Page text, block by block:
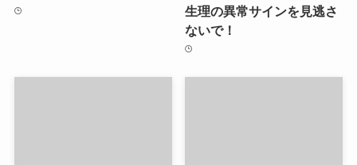
生理の異常サインを見逃さ
ないで！